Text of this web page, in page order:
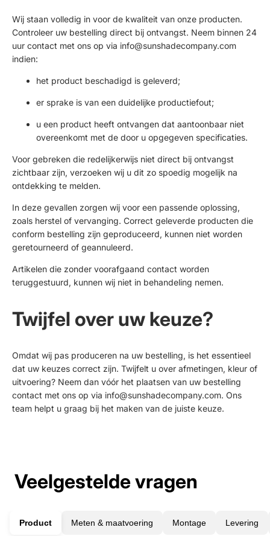
Wij staan volledig in voor de kwaliteit van onze producten.
Controleer uw bestelling direct bij ontvangst. Neem binnen 24
uur contact met ons op via info@sunshadecompany.com
indien:
het product beschadigd is geleverd;
er sprake is van een duidelijke productiefout;
u een product heeft ontvangen dat aantoonbaar niet
overeenkomt met de door u opgegeven specificaties.
Voor gebreken die redelijkerwijs niet direct bij ontvangst
zichtbaar zijn, verzoeken wij u dit zo spoedig mogelijk na
ontdekking te melden.
In deze gevallen zorgen wij voor een passende oplossing,
zoals herstel of vervanging. Correct geleverde producten die
conform bestelling zijn geproduceerd, kunnen niet worden
geretourneerd of geannuleerd.
Artikelen die zonder voorafgaand contact worden
teruggestuurd, kunnen wij niet in behandeling nemen.
Twijfel over uw keuze?
Omdat wij pas produceren na uw bestelling, is het essentieel
dat uw keuzes correct zijn. Twijfelt u over afmetingen, kleur of
uitvoering? Neem dan vóór het plaatsen van uw bestelling
contact met ons op via info@sunshadecompany.com. Ons
team helpt u graag bij het maken van de juiste keuze.
Veelgestelde vragen
Product Meten & maatvoering Montage Levering